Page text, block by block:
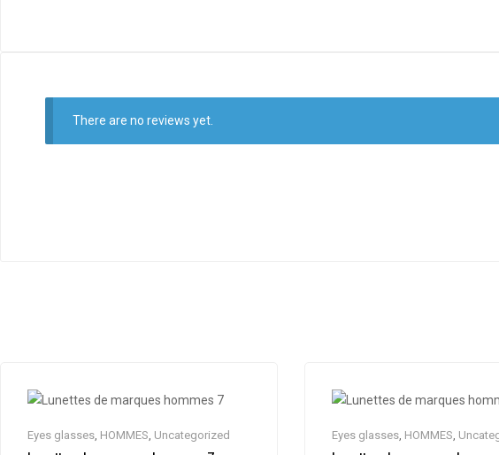
There are no reviews yet.
Eyes glasses HOMMES Uncategorized Eyes glasses, HOMMES